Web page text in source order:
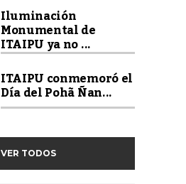
Iluminación
Monumental de
ITAIPU ya no ...
ITAIPU conmemoró el
Día del Pohã Ñan...
VER TODOS